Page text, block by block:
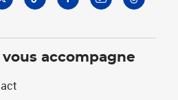
vous accompagne